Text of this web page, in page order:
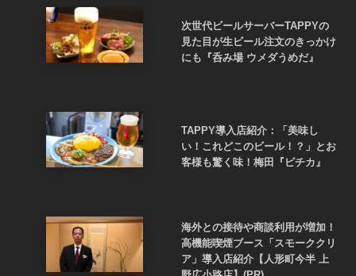
次世代ビールサーバーTAPPYの
見た目が生ビール注文のきっかけ
にも『呑み場 ウメダうめだ』
TAPPY導入店紹介：「美味し
い！これどこのビール！？」とお
客様も驚く味！梅田『ピチカ』
海外との接待や商談利用が増加！
高機能喫煙ブース「スモーククリ
ア」導入店紹介【人形町今半 上